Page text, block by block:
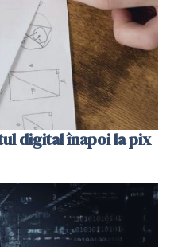
digital înapoi la pix